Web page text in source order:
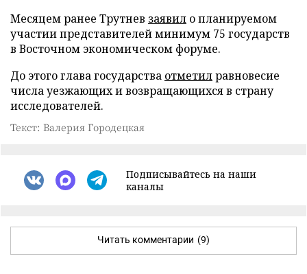
Месяцем ранее Трутнев заявил о планируемом
участии представителей минимум 75 государств
в Восточном экономическом форуме.
До этого глава государства отметилравновесие
числа уезжающих и возвращающихся в страну
исследователей.
Текст: Валерия Городецкая
Подписывайтесь на наши
каналы
Читать комментарии (9)